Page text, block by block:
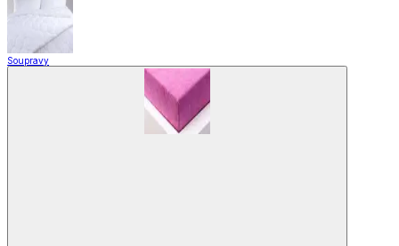
Soupravy